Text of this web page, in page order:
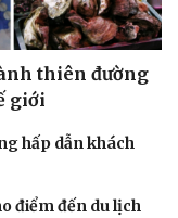
thời sự
đêm khuya
tình yêu
cho bé
tâm hồn
thiên đường
giới
hấp dẫn khách
điểm đến du lịch